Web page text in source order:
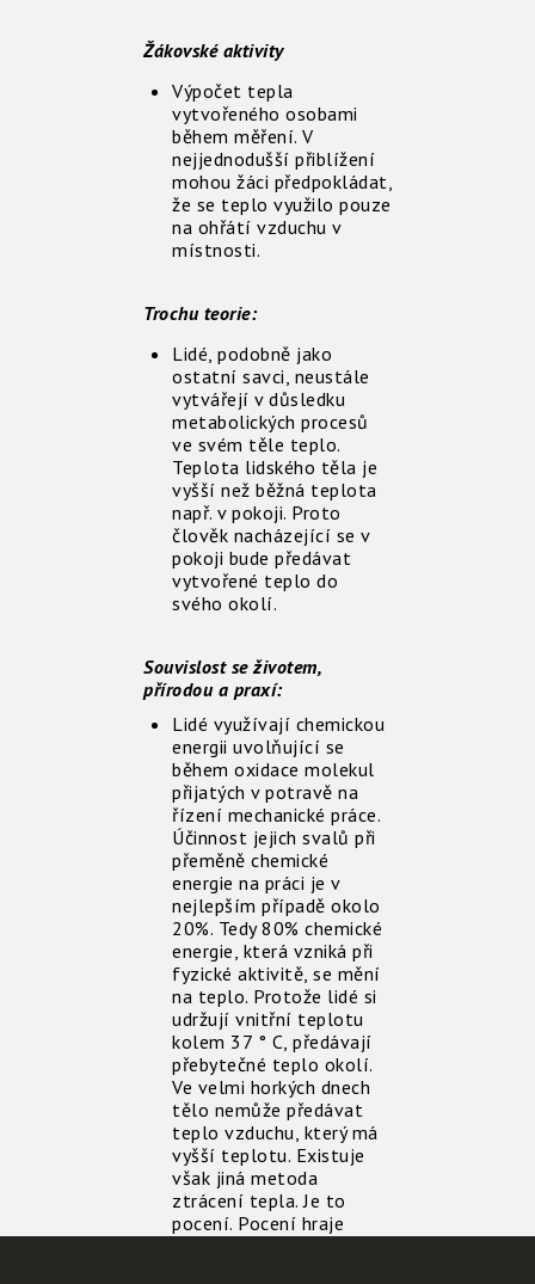
Žákovské aktivity
Výpočet tepla
vytvořeného osobami
během měření. V
nejjednodušší přiblížení
mohou žáci předpokládat,
že se teplo využilo pouze
na ohřátí vzduchu v
místnosti.
Trochu teorie:
Lidé, podobně jako
ostatní savci, neustále
vytvářejí v důsledku
metabolických procesů
ve svém těle teplo.
Teplota lidského těla je
vyšší než běžná teplota
např. v pokoji. Proto
člověk nacházející se v
pokoji bude předávat
vytvořené teplo do
svého okolí.
Souvislost se životem,
přírodou a praxí:
Lidé využívají chemickou
energii uvolňující se
během oxidace molekul
přijatých v potravě na
řízení mechanické práce.
Účinnost jejich svalů při
přeměně chemické
energie na práci je v
nejlepším případě okolo
20%. Tedy 80% chemické
energie, která vzniká při
fyzické aktivitě, se mění
na teplo. Protože lidé si
udržují vnitřní teplotu
kolem 37 ° C, předávají
přebytečné teplo okolí.
Ve velmi horkých dnech
tělo nemůže předávat
teplo vzduchu, který má
vyšší teplotu. Existuje
však jiná metoda
ztrácení tepla. Je to
pocení. Pocení hraje